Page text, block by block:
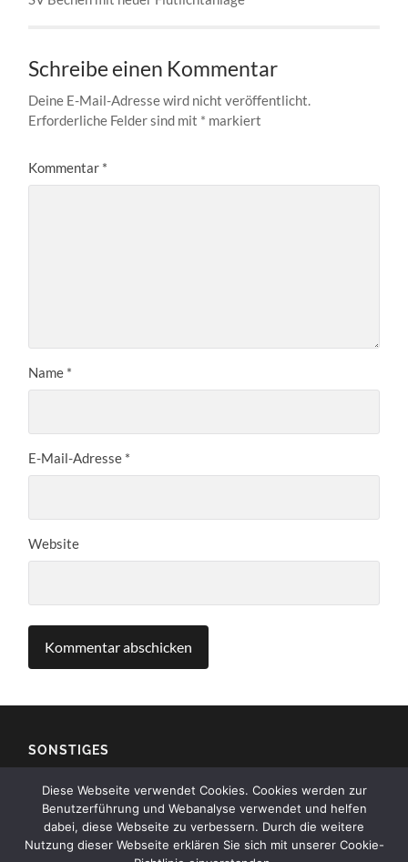
Schreibe einen Kommentar
Deine E-Mail-Adresse wird nicht veröffentlicht.
Erforderliche Felder sind mit * markiert
Kommentar *
Name *
E-Mail-Adresse *
Website
SONSTIGES
Impressum
Kontakt
Diese Webseite verwendet Cookies. Cookies werden zur
Benutzerführung und Webanalyse verwendet und helfen
dabei, diese Webseite zu verbessern. Durch die weitere
Nutzung dieser Webseite erklären Sie sich mit unserer Cookie-